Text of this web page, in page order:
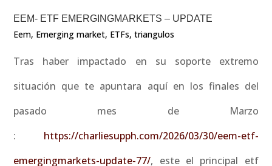
EEM- ETF EMERGINGMARKETS – UPDATE
Eem, Emerging market, ETFs,triangulos
Tras haber impactado en su soporte extremo
situación que te apuntara aquí en los finales del
pasado mes de Marzo
: https://charliesupph.com/2026/03/30/eem-etf-
emergingmarkets-update-77/, este el principal etf